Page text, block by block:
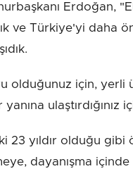
Erdoğan,
ve Türkiye'yi daha
olduğunuz için, yerli
23 yıldır olduğu
dayanışma